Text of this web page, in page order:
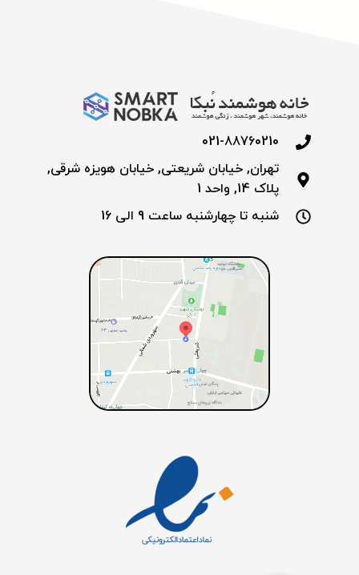
021-88760210
تهران, خیابان شریعتی, خیابان هویزه شرقی,
پلاک 14, واحد 1
شنبه تا چهارشنبه ساعت 9 الی 16